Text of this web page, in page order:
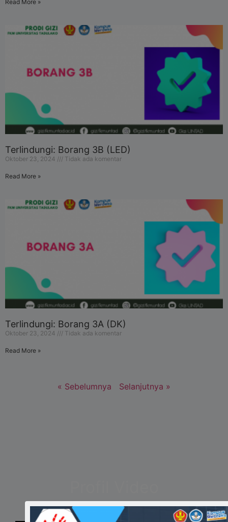
Read More »
Terlindungi: Borang 3B (LED)
Oktober 23, 2024 Tidak ada komentar
Read More »
Terlindungi: Borang 3A (DK)
Oktober 23, 2024 Tidak ada komentar
Read More »
« Sebelumnya Selanjutnya »